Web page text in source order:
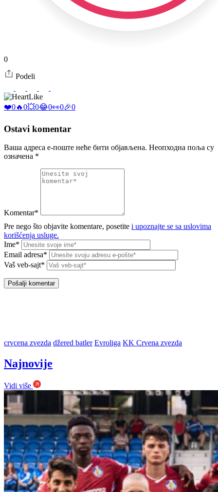
0
Podeli
Like
❤️0🔥0💥0😂0👀0🎉0
Ostavi komentar
Ваша адреса е-поште неће бити објављена. Неопходна поља су
означена *
Komentar*
Pre nego što objavite komentare, posetite i upoznajte se sa uslovima
korišćenja usluge.
Ime*
Email adresa*
Vaš veb-sajt*
crvcena zvezda džered batler Evroliga KK Crvena zvezda
Najnovije
Vidi više